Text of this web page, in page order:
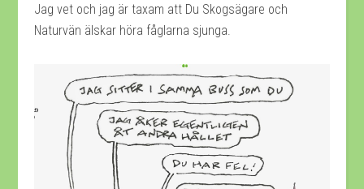
Jag vet och jag är taxam att Du Skogsägare och
Naturvän älskar höra fåglarna sjunga.